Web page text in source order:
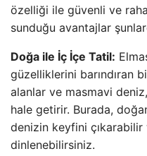
özelliği ile güvenli ve
sunduğu avantajlar
Doğa ile İç İçe Tatil:
güzelliklerini barındıran
alanlar ve masmavi
hale getirir. Burada,
denizin keyfini
dinlenebilirsiniz.